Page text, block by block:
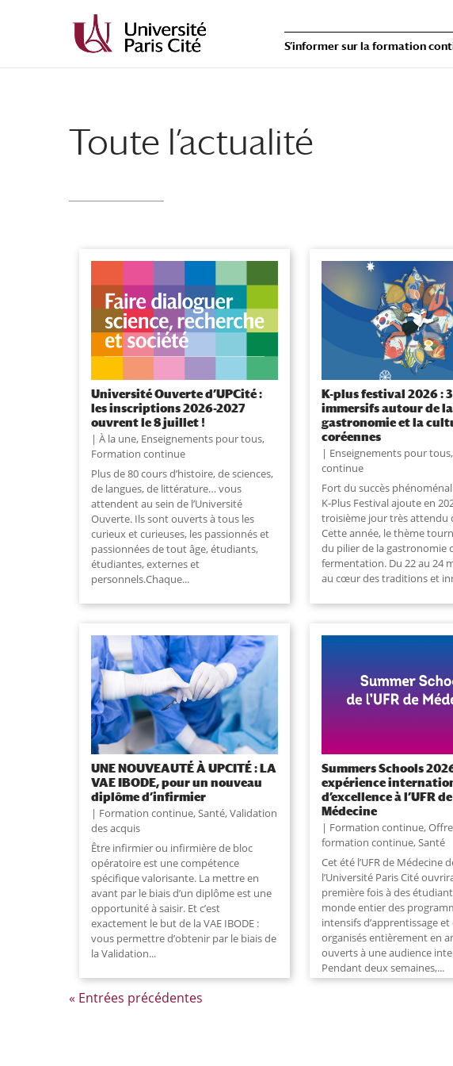
S’informer sur la formation
Toute l’actualité
Université Ouverte d’UPCité :
les inscriptions 2026-2027
ouvrent le 8 juillet !
À la une, Enseignements pour tous,
Formation continue
Plus de 80 cours d’histoire, de sciences,
de langues, de littérature… vous
attendent au sein de l’Université
Ouverte. Ils sont ouverts à tous les
curieux et curieuses, les passionnés et
passionnées de tout âge, étudiants,
étudiantes, externes et
personnels.Chaque...
K-plus festival 2026 :
immersifs autour de la
gastronomie et la
coréennes
Enseignements pour tous,
continue
Fort du succès
K-Plus Festival ajoute en
troisième jour très attendu
Cette année, le thème
du pilier de la gastronomie
fermentation. Du 22 au 24
au cœur des traditions et
UNE NOUVEAUTÉ À UPCITÉ : LA
VAE IBODE, pour un nouveau
diplôme d’infirmier
Formation continue,Santé,Validation
des acquis
​Être infirmier ou infirmière de bloc
opératoire est une compétence
spécifique valorisante. La mettre en
avant par le biais d’un diplôme est une
opportunité à saisir. Et c’est
exactement le but de la VAE IBODE :
vous permettre d’obtenir par le biais de
la Validation...
Summers Schools
expérience
d’excellence à l’UFR de
Médecine
Formation continue,
formation continue,Santé
Cet été l’UFR de Médecine
l’Université Paris Cité
première fois à des
monde entier des
intensifs d’apprentissage et
organisés entièrement en
ouverts à une audience
Pendant deux semaines,...
« Entrées précédentes